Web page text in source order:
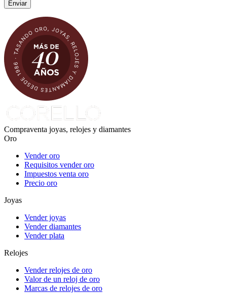
Compraventa joyas, relojes y diamantes
Oro
Vender oro
Requisitos vender oro
Impuestos venta oro
Precio oro
Joyas
Vender joyas
Vender diamantes
Vender plata
Relojes
Vender relojes de oro
Valor de un reloj de oro
Marcas de relojes de oro